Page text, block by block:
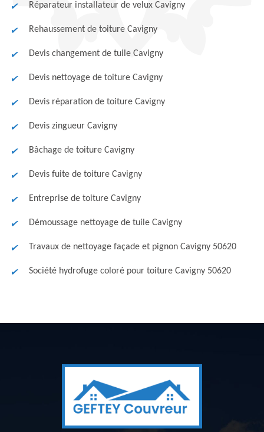
Réparateur installateur de velux Cavigny
Rehaussement de toiture Cavigny
Devis changement de tuile Cavigny
Devis nettoyage de toiture Cavigny
Devis réparation de toiture Cavigny
Devis zingueur Cavigny
Bâchage de toiture Cavigny
Devis fuite de toiture Cavigny
Entreprise de toiture Cavigny
Démoussage nettoyage de tuile Cavigny
Travaux de nettoyage façade et pignon Cavigny 50620
Société hydrofuge coloré pour toiture Cavigny 50620